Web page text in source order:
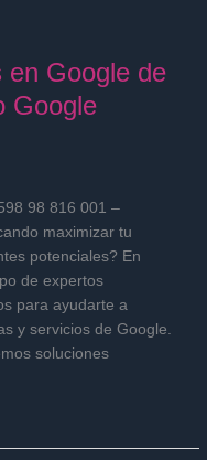
en Google de
Google
98 816 001 –
maximizar tu
potenciales? En
de expertos
para ayudarte a
y servicios de Google.
soluciones